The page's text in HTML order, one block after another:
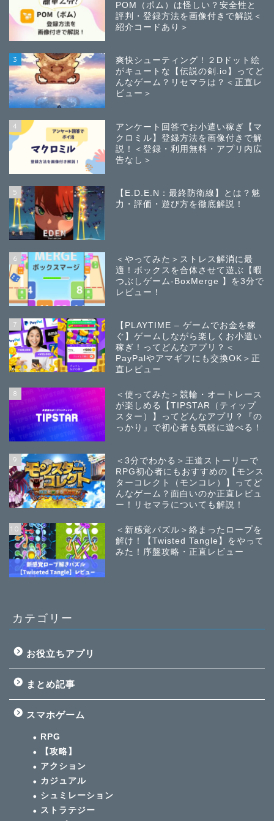
POM（ポム）は怪しい？安全性と
評判・登録方法を画像付きで解説＜
紹介コードあり＞
3
爽快シューティング！２Dドット絵
がキュートな【伝説の剣.io】ってど
んなゲーム？リセマラは？＜正直レ
ビュー＞
4
アンケート回答でお小遣い稼ぎ【マ
クロミル】登録方法を画像付きで解
説！＜登録・利用無料・アプリ内広
告なし＞
5
【E.D.E.N：最終防衛線】とは？魅
力・評価・遊び方を徹底解説！
6
＜やってみた＞ストレス解消に最
適！ボックスを合体させて遊ぶ【暇
つぶしゲーム-BoxMerge 】を3分で
レビュー！
7
【PLAYTIME – ゲームでお金を稼
ぐ】ゲームしながら楽しくお小遣い
稼ぎ！ってどんなアプリ？＜
PayPalやアマギフにも交換OK＞正
直レビュー
8
＜使ってみた＞競輪・オートレース
が楽しめる【TIPSTAR（ティップ
スター）】ってどんなアプリ？『の
っかり』で初心者も気軽に遊べる！
9
＜3分でわかる＞王道ストーリーで
RPG初心者にもおすすめの【モンス
ターコレクト（モンコレ）】ってど
んなゲーム？面白いのか正直レビュ
ー！リセマラについても解説！
10
＜新感覚パズル＞絡まったロープを
解け！【Twisted Tangle】をやって
みた！序盤攻略・正直レビュー
カテゴリー
お役立ちアプリ
まとめ記事
スマホゲーム
RPG
【攻略】
アクション
カジュアル
シュミレーション
ストラテジー